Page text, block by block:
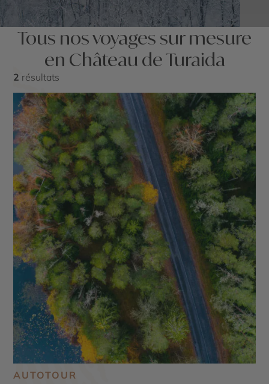
Tous nos voyages sur mesure
en Château de Turaida
2 résultats
AUTOTOUR